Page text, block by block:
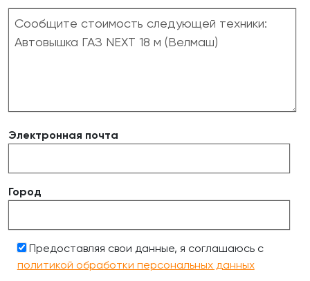
Электронная почта
Город
Предоставляя свои данные, я соглашаюсь с
политикой обработки персональных данных